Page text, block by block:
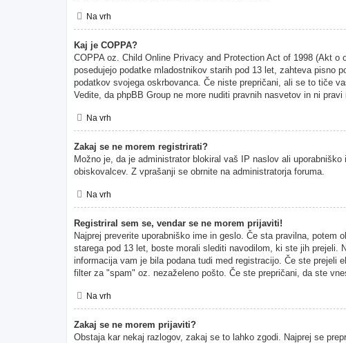
Na vrh
Kaj je COPPA?
COPPA oz. Child Online Privacy and Protection Act of 1998 (Akt
posedujejo podatke mladostnikov starih pod 13 let, zahteva pisno
podatkov svojega oskrbovanca. Če niste prepričani, ali se to tiče
Vedite, da phpBB Group ne more nuditi pravnih nasvetov in ni
Na vrh
Zakaj se ne morem registrirati?
Možno je, da je administrator blokiral vaš IP naslov ali
obiskovalcev. Z vprašanji se obrnite na administratorja foruma.
Na vrh
Registriral sem se, vendar se ne morem prijaviti!
Najprej preverite uporabniško ime in geslo. Če sta pravilna,
starega pod 13 let, boste morali slediti navodilom, ki ste jih prejeli.
informacija vam je bila podana tudi med registracijo. Če ste prejeli
filter za "spam" oz. nezaželeno pošto. Če ste prepričani, da ste
Na vrh
Zakaj se ne morem prijaviti?
Obstaja kar nekaj razlogov, zakaj se to lahko zgodi. Najprej se